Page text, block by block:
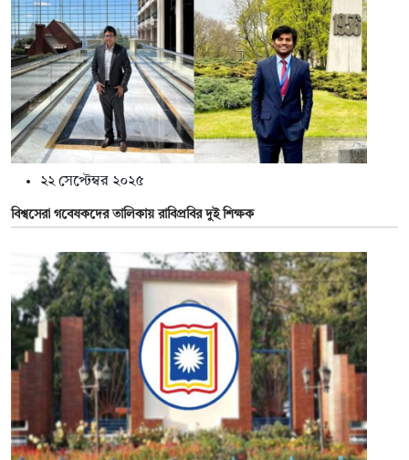
২২ সেপ্টেম্বর ২০২৫
বিশ্বসেরা গবেষকদের তালিকায় রাবিপ্রবির দুই শিক্ষক